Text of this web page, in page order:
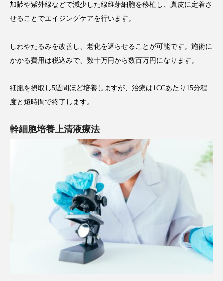
加齢や紫外線などで減少した線維芽細胞を移植し、真皮に定着さ
せることでエイジングケアを行います。
しわやたるみを改善し、老化を遅らせることが可能です。施術に
かかる費用は税込みで、数十万円から数百万円になります。
細胞を摂取し5週間ほど培養しますが、治療は1CCあたり15分程
度と短時間で終了します。
幹細胞培養上清液療法